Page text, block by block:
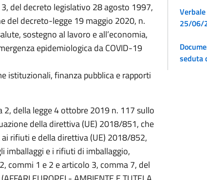
del decreto legislativo 28 agosto 1997,
del decreto-legge 19 maggio 2020, n.
sostegno al lavoro e all’economia,
epidemiologica da COVID-19
istituzionali, finanza pubblica e rapporti
della legge 4 ottobre 2019 n. 117 sullo
della direttiva (UE) 2018/851, che
rifiuti e della direttiva (UE) 2018/852,
imballaggi e i rifiuti di imballaggio,
commi 1 e 2 e articolo 3, comma 7, del
25/06/
seduta